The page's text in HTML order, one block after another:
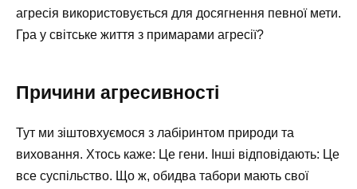
агресія використовується для досягнення певної мети.
Гра у світське життя з примарами агресії?
Причини агресивності
Тут ми зіштовхуємося з лабіринтом природи та
виховання. Хтось каже: Це гени. Інші відповідають: Це
все суспільство. Що ж, обидва табори мають свої